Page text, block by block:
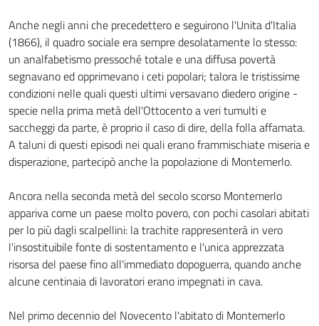
Anche negli anni che precedettero e seguirono l'Unita d'Italia
(1866), il quadro sociale era sempre desolatamente lo stesso:
un analfabetismo pressoché totale e una diffusa povertà
segnavano ed opprimevano i ceti popolari; talora le tristissime
condizioni nelle quali questi ultimi versavano diedero origine -
specie nella prima metà dell'Ottocento a veri tumulti e
saccheggi da parte, è proprio il caso di dire, della folla affamata.
A taluni di questi episodi nei quali erano frammischiate miseria e
disperazione, partecipò anche la popolazione di Montemerlo.
Ancora nella seconda metà del secolo scorso Montemerlo
appariva come un paese molto povero, con pochi casolari abitati
per lo più dagli scalpellini: la trachite rappresenterà in vero
l'insostituibile fonte di sostentamento e l'unica apprezzata
risorsa del paese fino all'immediato dopoguerra, quando anche
alcune centinaia di lavoratori erano impegnati in cava.
Nel primo decennio del Novecento l'abitato di Montemerlo